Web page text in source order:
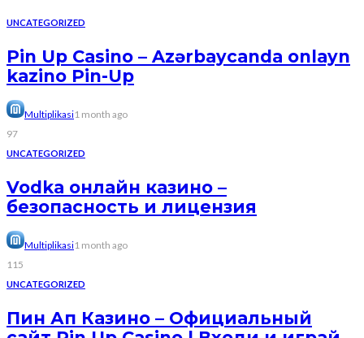
UNCATEGORIZED
Pin Up Casino – Azərbaycanda onlayn
kazino Pin-Up
Multiplikasi1 month ago
97
UNCATEGORIZED
Vodka онлайн казино –
безопасность и лицензия
Multiplikasi1 month ago
115
UNCATEGORIZED
Пин Ап Казино – Официальный